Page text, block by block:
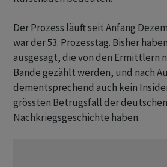
Der Prozess läuft seit Anfang
war der 53. Prozesstag. Bisher
ausgesagt, die von den Ermittlern
Bande gezählt werden, und nach
dementsprechend auch kein
grössten Betrugsfall der deutschen
Nachkriegsgeschichte haben.